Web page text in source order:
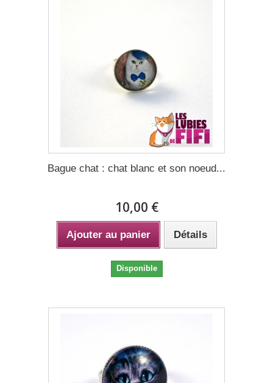
Bague chat : chat blanc et son noeud...
10,00 €
Ajouter au panier Détails
Disponible